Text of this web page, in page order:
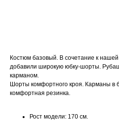
Костюм базовый. В сочетание к
добавили широкую юбку-шорты.
карманом.
Шорты комфортного кроя. Карманы в
комфортная резинка.
Рост модели: 170 см.